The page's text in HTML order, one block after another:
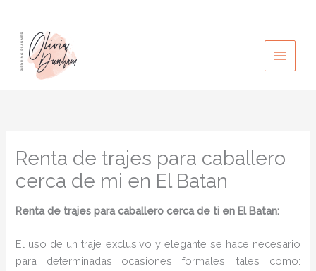
contenido
Renta de trajes para caballero
cerca de mi en El Batan
Renta de trajes para caballero cerca de ti en El Batan:
El uso de un traje exclusivo y elegante se hace necesario
para determinadas ocasiones formales, tales como: